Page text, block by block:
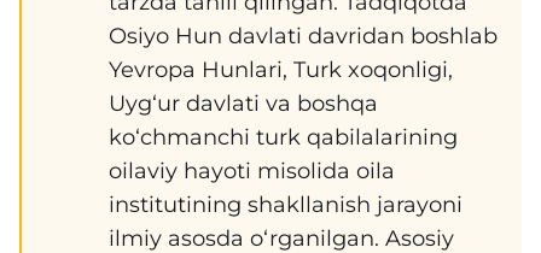
Osiyo Hun davlati davridan boshlab
Yevropa Hunlari, Turk xoqonligi,
Uyg‘ur davlati va boshqa
ko‘chmanchi turk qabilalarining
oilaviy hayoti misolida oila
institutining shakllanish jarayoni
ilmiy asosda o‘rganilgan. Asosiy